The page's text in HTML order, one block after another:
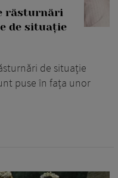
răsturnări
de situație
de situație
puse în fața unor